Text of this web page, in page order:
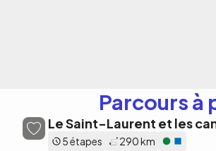
Parcours à
Le Saint-Laurent et les
5 étapes 290 km